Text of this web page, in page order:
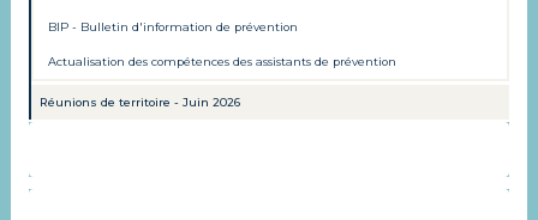
BIP - Bulletin d'information de prévention
Actualisation des compétences des assistants de prévention
Réunions de territoire - Juin 2026